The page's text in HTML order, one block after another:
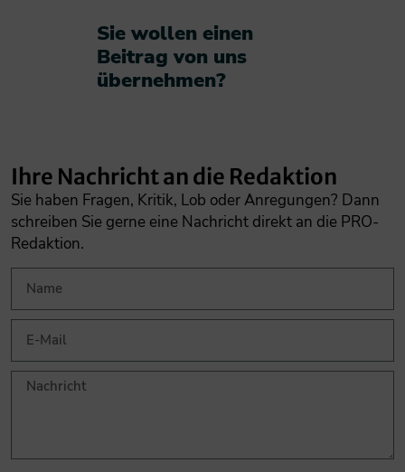
Sie wollen einen
Beitrag von uns
übernehmen?​
Ihre Nachricht an die Redaktion
Sie haben Fragen, Kritik, Lob oder Anregungen? Dann
schreiben Sie gerne eine Nachricht direkt an die PRO-
Redaktion.